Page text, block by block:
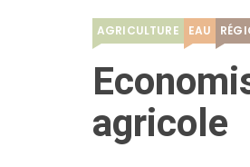
AGRICULTURE EAU
agricole